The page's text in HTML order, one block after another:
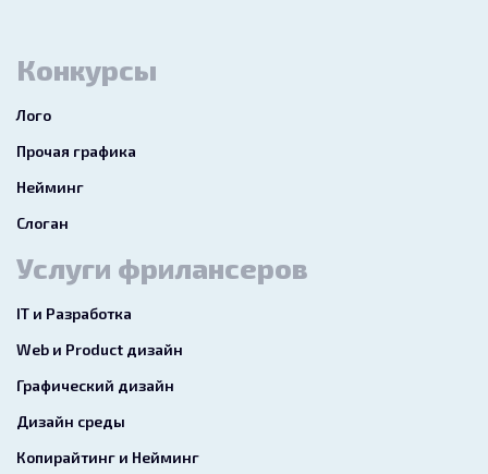
Конкурсы
Лого
Прочая графика
Нейминг
Слоган
Услуги фрилансеров
IT и Разработка
Web и Product дизайн
Графический дизайн
Дизайн среды
Копирайтинг и Нейминг